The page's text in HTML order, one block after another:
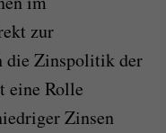
zur
die Zinspolitik der
eine Rolle
Zinsen